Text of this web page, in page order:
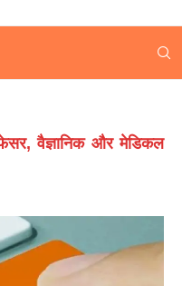
वैज्ञानिक और मेडिकल